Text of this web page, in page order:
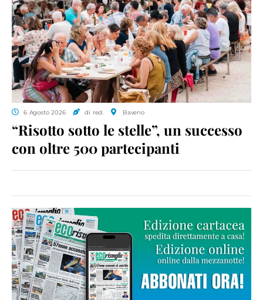
6 Agosto 2026 di red. Baveno
“Risotto sotto le stelle”, un successo
con oltre 500 partecipanti